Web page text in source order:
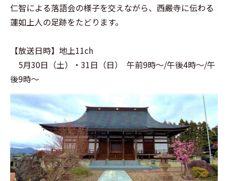
仁智による落語会の様子を交えながら、西嚴寺に伝わる
蓮如上人の足跡をたどります。
【放送日時】地上11ch
5月30日（土）・31日（日）
午前9時～/午後4時～/午
後9時～